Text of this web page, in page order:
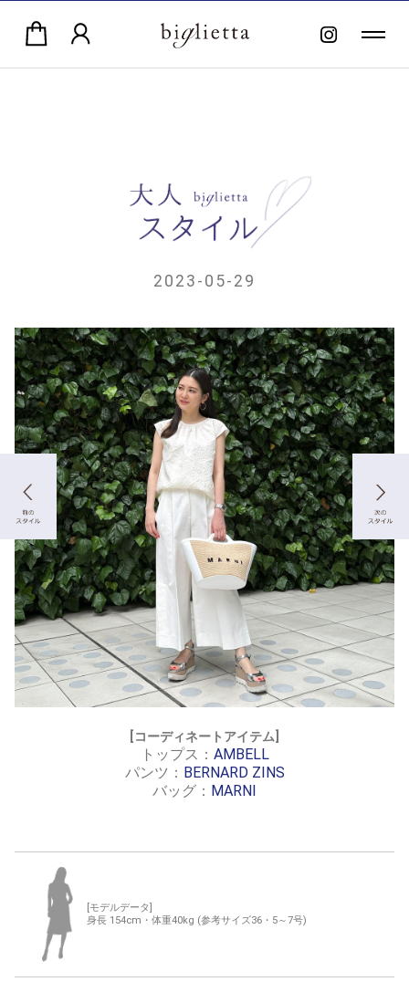
2023-05-29
[コーディネートアイテム]
トップス： AMBELL
パンツ： BERNARD ZINS
バッグ： MARNI
[モデルデータ]
身長 154cm・体重40kg (参考サイズ36・5～7号)